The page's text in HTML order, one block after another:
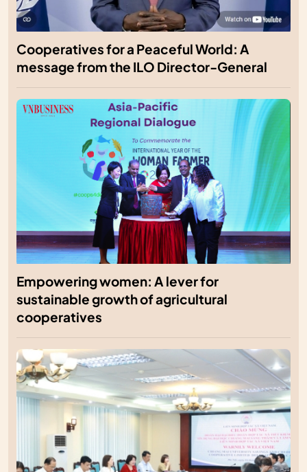
Cooperatives for a Peaceful World: A
message from the ILO Director-General
Empowering women: A lever for
sustainable growth of agricultural
cooperatives